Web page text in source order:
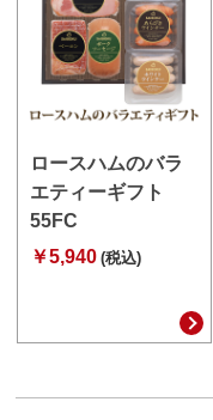
ロースハムのバラ
エティーギフト
55FC
￥5,940 (税込)